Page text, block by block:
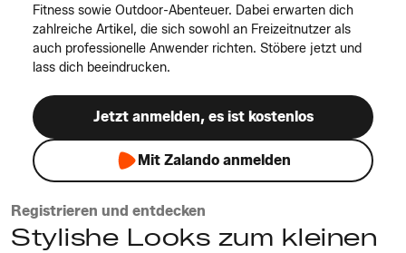
Fitness sowie Outdoor-Abenteuer. Dabei erwarten dich
zahlreiche Artikel, die sich sowohl an Freizeitnutzer als
auch professionelle Anwender richten. Stöbere jetzt und
lass dich beeindrucken.
Jetzt anmelden, es ist kostenlos
Mit Zalando anmelden
Registrieren und entdecken
Stylishe Looks zum kleinen